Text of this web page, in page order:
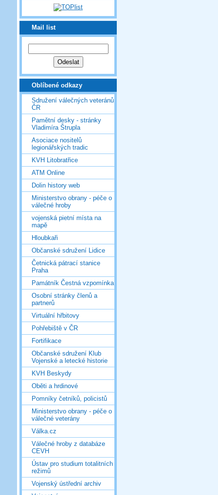
Mail list
Oblíbené odkazy
Sdružení válečných veteránů
ČR
Pamětní desky - stránky
Vladimíra Štrupla
Asociace nositelů
legionářských tradic
KVH Litobratřice
ATM Online
Dolin history web
Ministerstvo obrany - péče o
válečné hroby
vojenská pietní místa na
mapě
Hloubkaři
Občanské sdružení Lidice
Četnická pátrací stanice
Praha
Památník Čestná vzpomínka
Osobní stránky členů a
partnerů
Virtuální hřbitovy
Pohřebiště v ČR
Fortifikace
Občanské sdružení Klub
Vojenské a letecké historie
KVH Beskydy
Oběti a hrdinové
Pomníky četníků, policistů
Ministerstvo obrany - péče o
válečné veterány
Válka.cz
Válečné hroby z databáze
CEVH
Ústav pro studium totalitních
režimů
Vojenský ústřední archiv